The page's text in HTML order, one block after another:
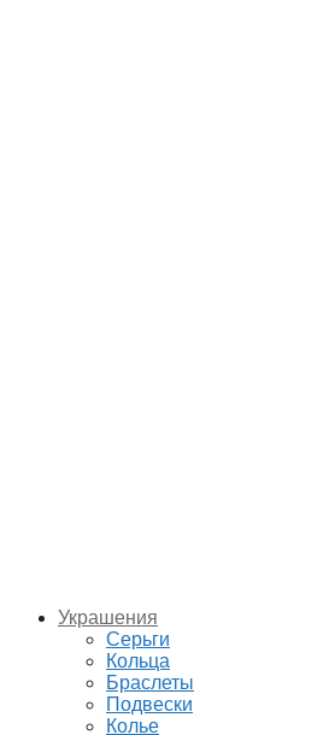
Украшения
Серьги
Кольца
Браслеты
Подвески
Колье